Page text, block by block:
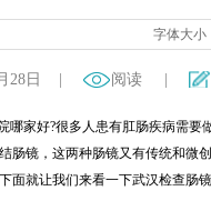
字体大小
28日 | 阅读
哪家好?很多人患有肛肠疾病需
肠镜，这两种肠镜又有传统和微
面就让我们来看一下武汉检查肠